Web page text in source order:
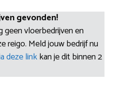
gevonden!
geen vloerbedrijven en
reigo. Meld jouw bedrijf nu
deze linkkan je dit binnen 2